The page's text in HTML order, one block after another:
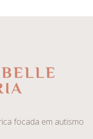
focada em autismo